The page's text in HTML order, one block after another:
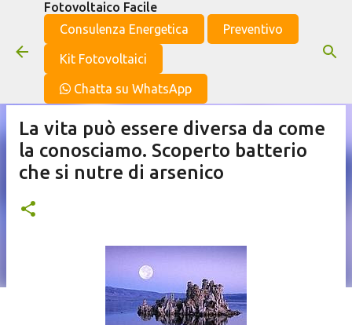
Passa ai contenuti principali
Fotovoltaico Facile
Consulenza Energetica
Preventivo
Kit Fotovoltaici
Chatta su WhatsApp
La vita può essere diversa da come
la conosciamo. Scoperto batterio
che si nutre di arsenico